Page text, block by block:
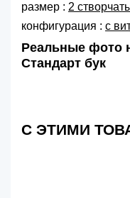
размер : 2
конфигурация : с
Реальные фото
Стандарт бук
С ЭТИМИ